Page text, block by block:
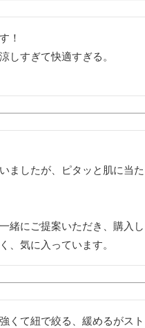
！
しすぎて快適すぎる。
ましたが、ピタッと肌に当
緒にご提案いただき、購入し
、気に入っています。
くて紐で絞る、緩めるがス